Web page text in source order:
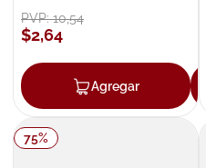
PVP:10,54
$2,64
Agregar
75%